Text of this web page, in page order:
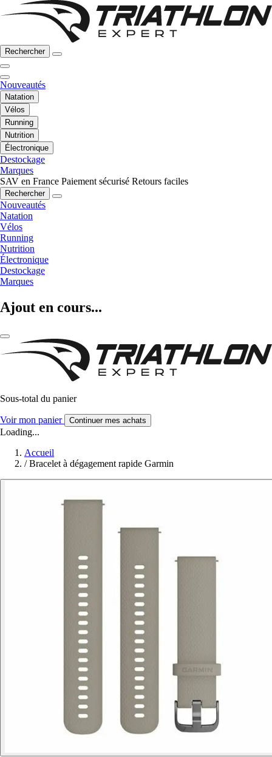
Rechercher
Nouveautés
Natation
Vélos
Running
Nutrition
Électronique
Destockage
Marques
SAV en France Paiement sécurisé Retours faciles
Rechercher
Nouveautés
Natation
Vélos
Running
Nutrition
Électronique
Destockage
Marques
Ajout en cours...
Sous-total du panier
Voir mon panier Continuer mes achats
Loading...
Accueil
/ Bracelet à dégagement rapide Garmin